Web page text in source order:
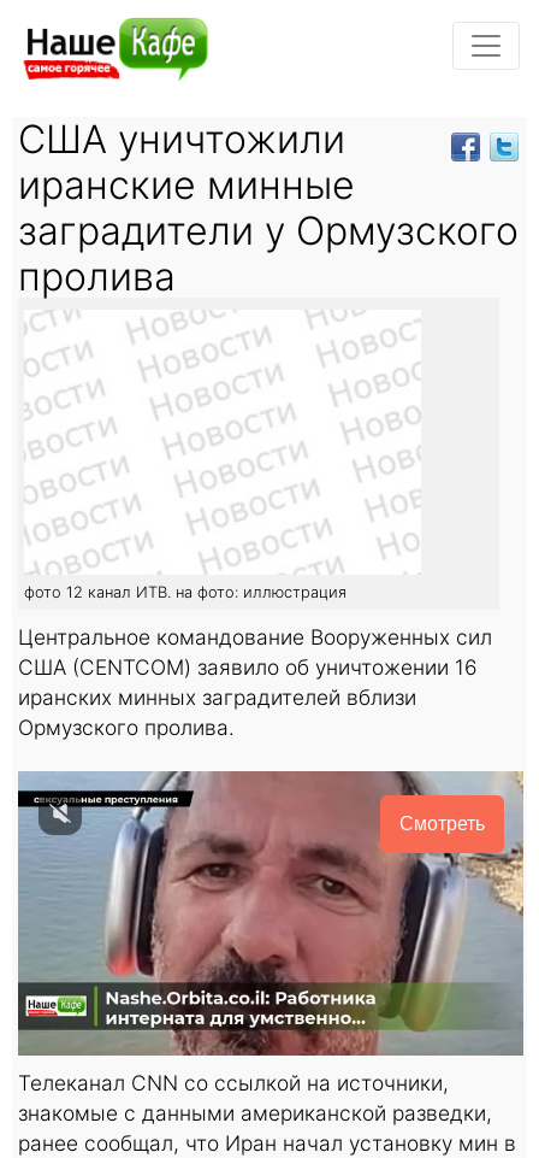
США уничтожили
иранские минные
заградители у Ормузского
пролива
фото 12 канал ИТВ. на фото: иллюстрация
Центральное командование Вооруженных сил
США (CENTCOM) заявило об уничтожении 16
иранских минных заградителей вблизи
Ормузского пролива.
Смотреть
Телеканал CNN со ссылкой на источники,
знакомые с данными американской разведки,
ранее сообщал, что Иран начал установку мин в